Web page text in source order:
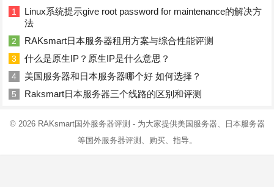
1
Linux系统提示give root password for maintenance的解决方
法
2 RAKsmart日本服务器租用方案与综合性能评测
3 什么是原生IP？原生IP是什么意思？
4 美国服务器和日本服务器哪个好 如何选择？
5 Raksmart日本服务器三个线路的区别和评测
© 2026 RAKsmart国外服务器评测 - 为大家提供美国服务器、日本服务器
等国外服务器评测、购买、指导。